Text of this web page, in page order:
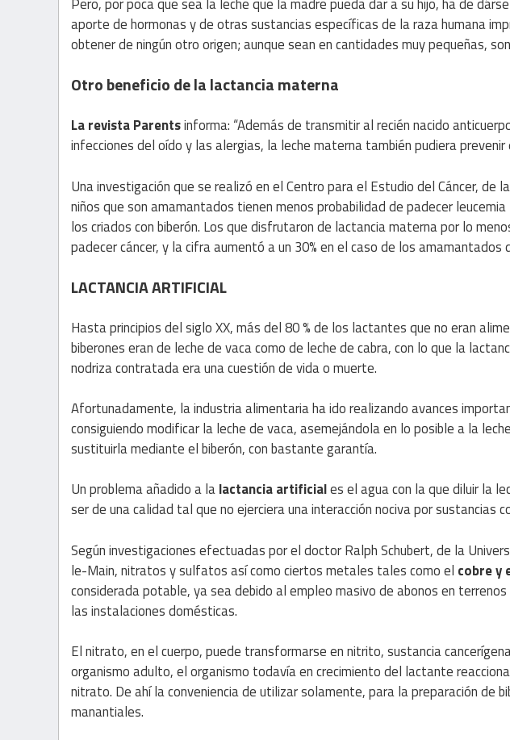
aporte de hormonas y de otras sustancias específicas de la raza humana
obtener de ningún otro origen; aunque sean en cantidades muy pequeñas,
Otro beneficio de la lactancia materna
La revista Parentsinforma: “Además de transmitir al recién nacido
infecciones del oído y las alergias, la leche materna también pudiera prevenir
Una investigación que se realizó en el Centro para el Estudio del Cáncer, de
niños que son amamantados tienen menos probabilidad de padecer
los criados con biberón. Los que disfrutaron de lactancia materna por lo
padecer cáncer, y la cifra aumentó a un 30% en el caso de los amamantados
LACTANCIA ARTIFICIAL
Hasta principios del siglo XX, más del 80 % de los lactantes que no eran
biberones eran de leche de vaca como de leche de cabra, con lo que la
nodriza contratada era una cuestión de vida o muerte.
Afortunadamente, la industria alimentaria ha ido realizando avances
consiguiendo modificar la leche de vaca, asemejándola en lo posible a la
sustituirla mediante el biberón, con bastante garantía.
Un problema añadido a lalactancia artificiales el agua con la que diluir la
ser de una calidad tal que no ejerciera una interacción nociva por sustancias
Según investigaciones efectuadas por el doctor Ralph Schubert, de la
le-Main, nitratos y sulfatos así como ciertos metales tales como el cobre y
considerada potable, ya sea debido al empleo masivo de abonos en
las instalaciones domésticas.
El nitrato, en el cuerpo, puede transformarse en nitrito, sustancia
organismo adulto, el organismo todavía en crecimiento del lactante
nitrato. De ahí la conveniencia de utilizar solamente, para la preparación de
manantiales.